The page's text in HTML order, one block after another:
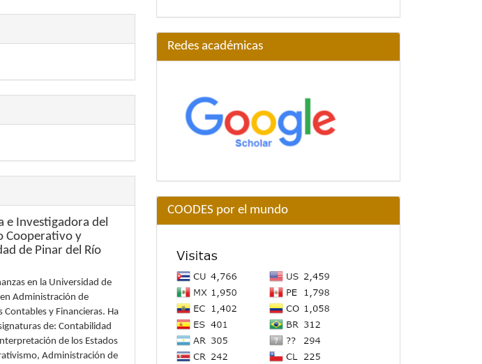
e Investigadora del
Cooperativo y
de Pinar del Río
en la Universidad de
Administración de
Contables y Financieras. Ha
de: Contabilidad
de los Estados
Administración de
Redes académicas
COODES por el mundo